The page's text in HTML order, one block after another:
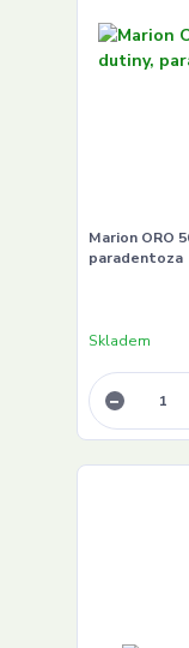
Marion ORO
paradentoza
Skladem